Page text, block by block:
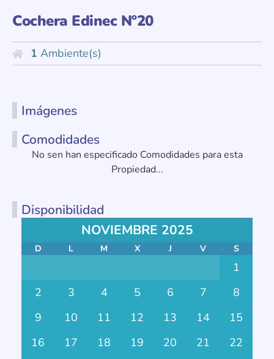
Cochera Edinec Nº20
1 Ambiente(s)
Imágenes
Comodidades
No sen han especificado Comodidades para esta
Propiedad...
Disponibilidad
NOVIEMBRE 2025
D L M X J V S
1
2
3 4 5 6 7
8
9
10 11 12 13 14
15
16
17 18 19 20 21
22